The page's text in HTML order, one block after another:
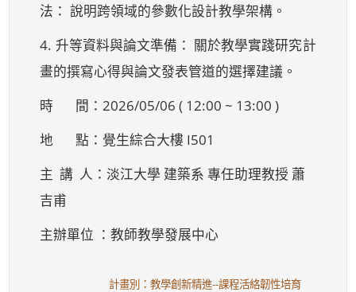
法： 說明跨領域的參數化設計教學架構。
4. 升等資料與論文準備： 關於教學實踐研究計
畫的撰寫心得與論文發表管道的選擇建議。
時 間：2026/05/06 ( 12:00 ~ 13:00 )
地 點：覺生綜合大樓 I501
主 講 人：淡江大學 建築系 專任助理教授 蕭
吉甫
主辦單位 ：教師教學發展中心
計畫別：教學創新精進--課程活絡韌性培育